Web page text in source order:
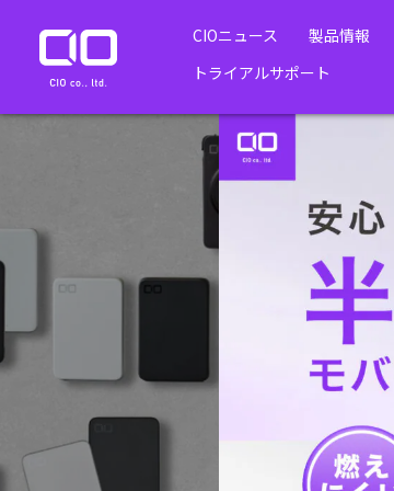
CIOニュース 製品情報
トライアルサポート